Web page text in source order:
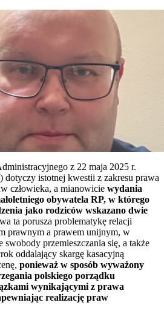
z 22 maja 2025 r.
) dotyczy istotnej kwestii z zakresu prawa
człowieka, a mianowicie wydania
obywatela RP, w którego
jako rodziców wskazano dwie
ta porusza problematykę relacji
prawnym a prawem unijnym, w
swobody przemieszczania się, a także
oddalający skargę kasacyjną
ponieważ w sposób wyważony
polskiego porządku
wynikającymi z prawa
realizację praw